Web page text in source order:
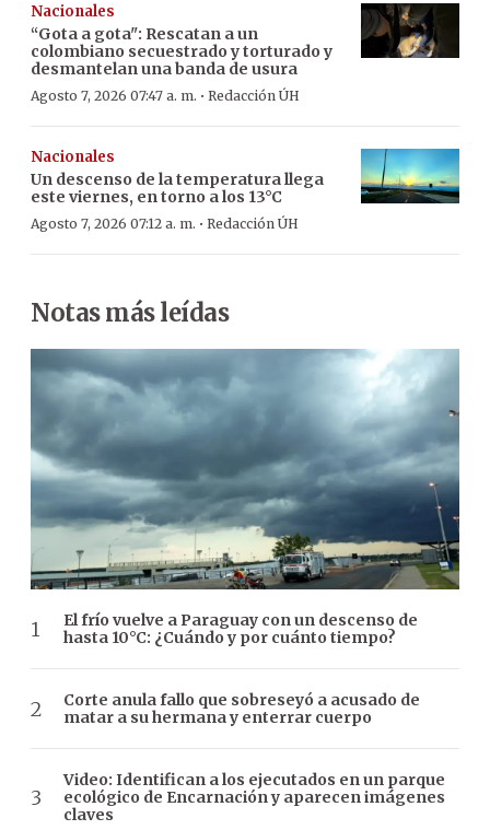
Nacionales
“Gota a gota": Rescatan a un
colombiano secuestrado y torturado y
desmantelan una banda de usura
Agosto 7, 2026 07:47 a. m. · Redacción ÚH
Nacionales
Un descenso de la temperatura llega
este viernes, en torno a los 13°C
Agosto 7, 2026 07:12 a. m. · Redacción ÚH
Notas más leídas
El frío vuelve a Paraguay con un descenso de
hasta 10°C: ¿Cuándo y por cuánto tiempo?
Corte anula fallo que sobreseyó a acusado de
matar a su hermana y enterrar cuerpo
Video: Identifican a los ejecutados en un parque
ecológico de Encarnación y aparecen imágenes
claves